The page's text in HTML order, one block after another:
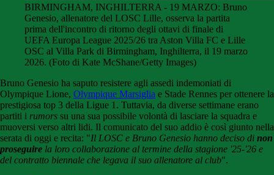
BIRMINGHAM, INGHILTERRA - 19 MARZO: Bruno
Genesio, allenatore del LOSC Lille, osserva la partita
prima dell'incontro di ritorno degli ottavi di finale di
UEFA Europa League 2025/26 tra Aston Villa FC e Lille
OSC al Villa Park di Birmingham, Inghilterra, il 19 marzo
2026. (Foto di Kate McShane/Getty Images)
Bruno Genesio ha saputo resistere agli assedi indemoniati di
Olympique Lione, Olympique Marsiglia e Stade Rennes per ottenere la
prestigiosa top 3 della Ligue 1. Tuttavia, da diverse settimane erano
partiti i rumors su una sua possibile volontà di lasciare la squadra e
muoversi verso altri lidi. Il comunicato del suo addio è così giunto nella
serata di oggi e recita: "Il LOSC e Bruno Genesio hanno deciso di non
proseguire la loro collaborazione al termine della stagione '25-'26 e
del contratto biennale che legava il suo allenatore al club".